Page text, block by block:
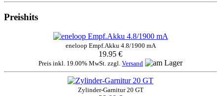
Preishits
eneloop Empf.Akku 4.8/1900 mA
19.95 €
Preis inkl. 19.00% MwSt. zzgl. Versand
Zylinder-Garnitur 20 GT